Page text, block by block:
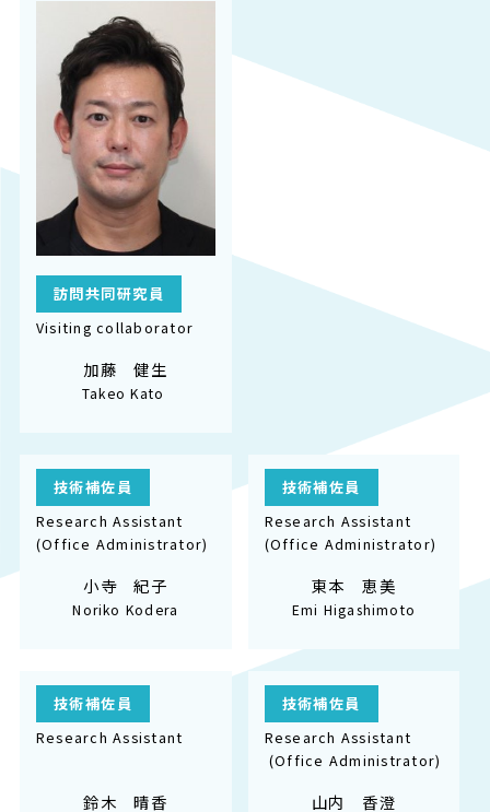
訪問共同研究員
Visiting collaborator
加藤 健生
Takeo Kato
技術補佐員
Research Assistant
(Office Administrator)
小寺 紀子
Noriko Kodera
技術補佐員
Research Assistant
(Office Administrator)
東本 恵美
Emi Higashimoto
技術補佐員
Research Assistant
鈴木 晴香
技術補佐員
Research Assistant
(Office Administrator)
山内 香澄